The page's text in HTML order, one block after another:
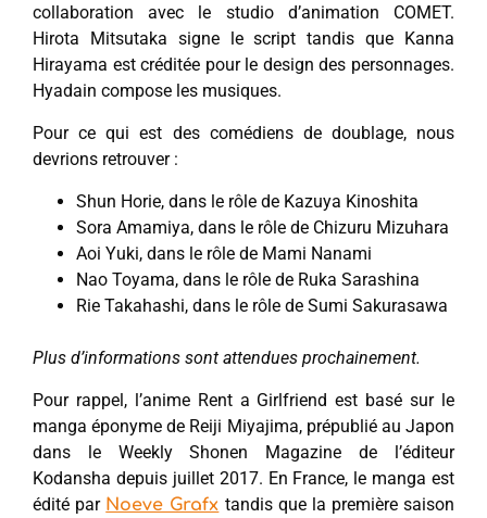
collaboration avec le studio d’animation COMET.
Hirota Mitsutaka signe le script tandis que Kanna
Hirayama est créditée pour le design des personnages.
Hyadain compose les musiques.
Pour ce qui est des comédiens de doublage, nous
devrions retrouver :
Shun Horie, dans le rôle de Kazuya Kinoshita
Sora Amamiya, dans le rôle de Chizuru Mizuhara
Aoi Yuki, dans le rôle de Mami Nanami
Nao Toyama, dans le rôle de Ruka Sarashina
Rie Takahashi, dans le rôle de Sumi Sakurasawa
Plus d’informations sont attendues prochainement.
Pour rappel, l’anime Rent a Girlfriend est basé sur le
manga éponyme de Reiji Miyajima, prépublié au Japon
dans le Weekly Shonen Magazine de l’éditeur
Kodansha depuis juillet 2017. En France, le manga est
édité par Noeve Grafx tandis que la première saison